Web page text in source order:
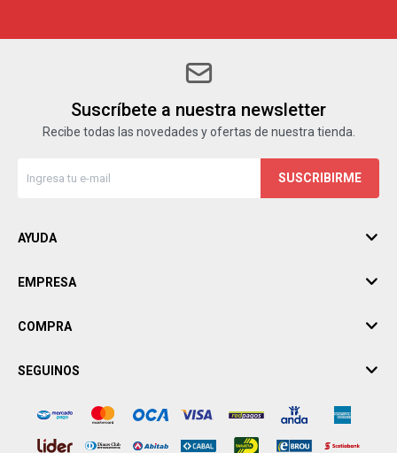
Suscríbete a nuestra newsletter
Recibe todas las novedades y ofertas de nuestra tienda.
SUSCRIBIRME
AYUDA
EMPRESA
COMPRA
SEGUINOS